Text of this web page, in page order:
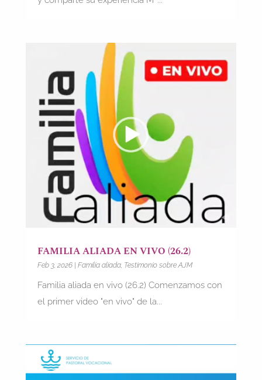
FAMILIA ALIADA EN VIVO (26.2)
Feb 3, 2026| Familia aliada, Testimonio sobre AJM
Familia aliada en vivo (26.2) Comenzamos con
el primer video "en vivo" de la...